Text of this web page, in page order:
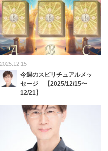
2025.12.15
今週のスピリチュアルメッ
セージ 【2025/12/15〜
12/21】